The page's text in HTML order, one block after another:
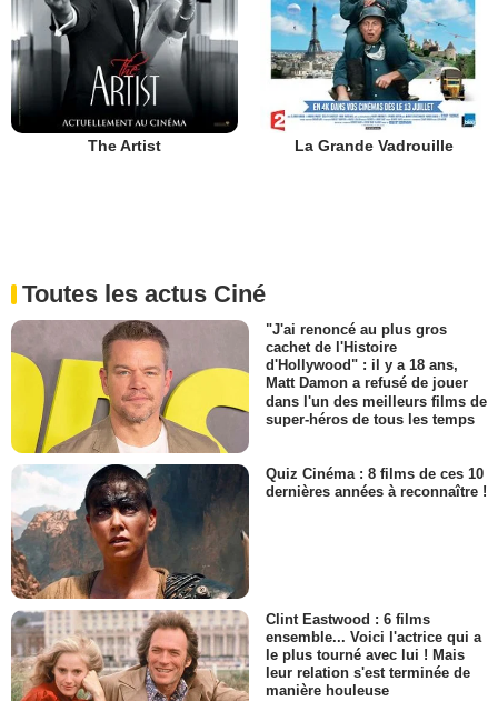
The Artist La Grande Vadrouille
Toutes les actus Ciné
"J'ai renoncé au plus gros
cachet de l'Histoire
d'Hollywood" : il y a 18 ans,
Matt Damon a refusé de jouer
dans l'un des meilleurs films de
super-héros de tous les temps
Quiz Cinéma : 8 films de ces 10
dernières années à reconnaître !
Clint Eastwood : 6 films
ensemble... Voici l'actrice qui a
le plus tourné avec lui ! Mais
leur relation s'est terminée de
manière houleuse